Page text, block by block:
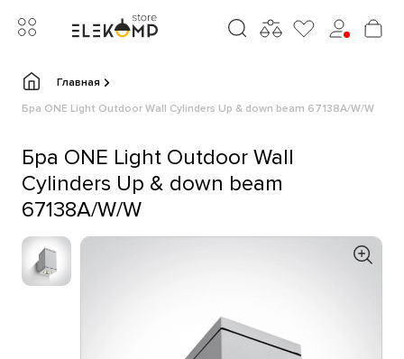
Главная
Бра ONE Light Outdoor Wall Cylinders Up & down beam 67138A/W/W
Бра ONE Light Outdoor Wall
Cylinders Up & down beam
67138A/W/W